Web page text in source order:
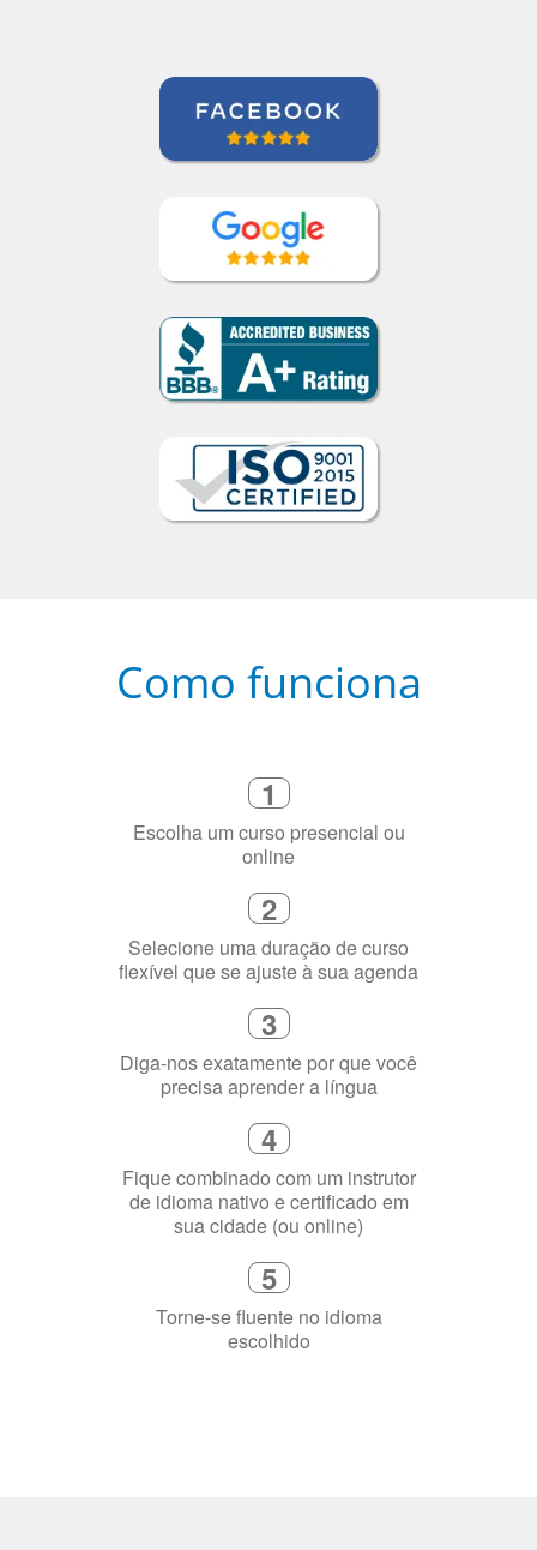
Como funciona
1
Escolha um curso presencial ou
online
2
Selecione uma duração de curso
flexível que se ajuste à sua agenda
3
Diga-nos exatamente por que você
precisa aprender a língua
4
Fique combinado com um instrutor
de idioma nativo e certificado em
sua cidade (ou online)
5
Torne-se fluente no idioma
escolhido